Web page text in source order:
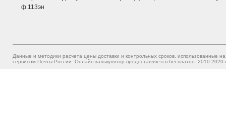
ф.113эн
Данные и методики расчета цены доставки и контрольных сроков, использованные
сервисом Почты России. Онлайн калькулятор предоставляется бесплатно. 2010-2020